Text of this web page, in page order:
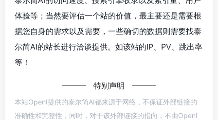
体验等；当然要评估一个站的价值，最主要还是需要根
据您自身的需求以及需要，一些确切的数据则需要找泰
尔简AI的站长进行洽谈提供。如该站的IP、PV、跳出率
等！
特别声明
本站OpenI提供的泰尔简AI都来源于网络，不保证外部链接的
准确性和完整性，同时，对于该外部链接的指向，不由OpenI